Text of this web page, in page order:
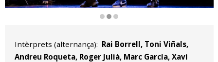
Intèrprets (alternança): Rai Borrell, Toni Viñals,
Andreu Roqueta, Roger Julià, Marc García, Xavi